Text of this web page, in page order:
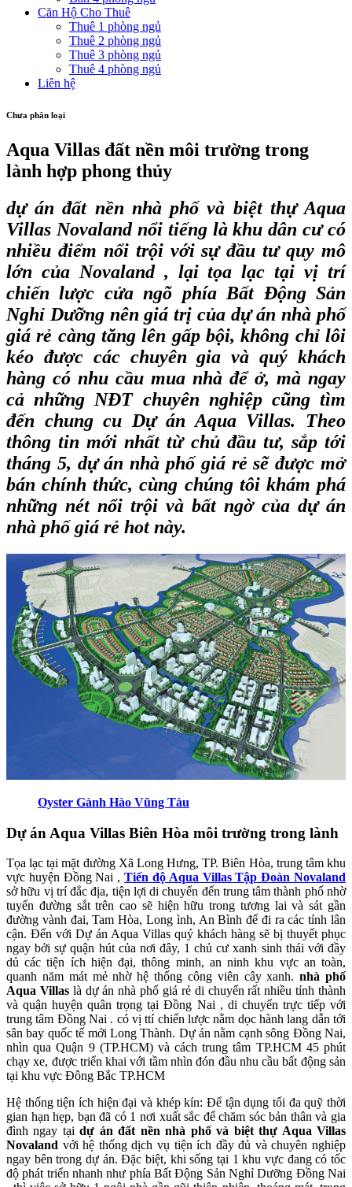
Căn Hộ Cho Thuê
Thuê 1 phòng ngủ
Thuê 2 phòng ngủ
Thuê 3 phòng ngủ
Thuê 4 phòng ngủ
Liên hệ
Chưa phân loại
Aqua Villas đất nền môi trường trong
lành hợp phong thủy
dự án đất nền nhà phố và biệt thự Aqua
Villas Novalandnổi tiếng là khu dân cư có
nhiều điểm nổi trội với sự đầu tư quy mô
lớn của Novaland , lại tọa lạc tại vị trí
chiến lược cửa ngõ phía Bất Động Sản
Nghỉ Dưỡng nên giá trị của dự án nhà phố
giá rẻ càng tăng lên gấp bội, không chỉ lôi
kéo được các chuyên gia và quý khách
hàng có nhu cầu mua nhà để ở, mà ngay
cả những NĐT chuyên nghiệp cũng tìm
đến chung cu Dự án Aqua Villas. Theo
thông tin mới nhất từ chủ đầu tư, sắp tới
tháng 5, dự án nhà phố giá rẻ sẽ được mở
bán chính thức, cùng chúng tôi khám phá
những nét nổi trội và bất ngờ của dự án
nhà phố giá rẻ hot này.
Oyster Gành Hào Vũng Tàu
Dự án Aqua Villas Biên Hòa môi trường trong lành
Tọa lạc tại mặt đường Xã Long Hưng, TP. Biên Hòa, trung tâm khu
vực huyện Đồng Nai ,Tiến độ Aqua Villas Tập Đoàn Novaland
sở hữu vị trí đắc địa, tiện lợi di chuyển đến trung tâm thành phố nhờ
tuyến đường sắt trên cao sẽ hiện hữu trong tương lai và sát gần
đường vành đai, Tam Hòa, Long ình, An Bình để đi ra các tỉnh lân
cận. Đến với Dự án Aqua Villas quý khách hàng sẽ bị thuyết phục
ngay bởi sự quận hút của nơi đây, 1 chủ cư xanh sinh thái với đầy
dủ các tiện ích hiện đại, thông minh, an ninh khu vực an toàn,
quanh năm mát mẻ nhờ hệ thống công viên cây xanh.nhà phố
Aqua Villaslà dự án nhà phố giá rẻ di chuyển rất nhiều tỉnh thành
và quận huyện quân trọng tại Đồng Nai , di chuyển trực tiếp với
trung tâm Đồng Nai . có vị ttí chiến lược nằm dọc hành lang dẫn tới
sân bay quốc tế mới Long Thành. Dự án nằm cạnh sông Đồng Nai,
nhìn qua Quận 9 (TP.HCM) và cách trung tâm TP.HCM 45 phút
chạy xe, được triển khai với tầm nhìn đón đầu nhu cầu bất động sản
tại khu vực Đông Bắc TP.HCM
Hệ thống tiện ích hiện đại và khép kín: Để tận dụng tối đa quỹ thời
gian hạn hẹp, bạn đã có 1 nơi xuất sắc để chăm sóc bản thân và gia
đình ngay tạidự án đất nền nhà phố và biệt thự Aqua Villas
Novaland với hệ thống dịch vụ tiện ích đầy đủ và chuyên nghiệp
ngay bên trong dự án. Đặc biệt, khi sống tại 1 khu vực đang có tốc
độ phát triển nhanh như phía Bất Động Sản Nghỉ Dưỡng Đồng Nai